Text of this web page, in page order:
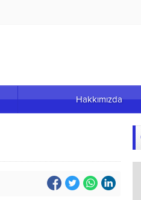
Hakkımızda